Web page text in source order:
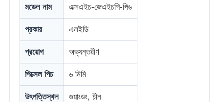
পণ্য
আমাদের সম্পর্কে
মডেল নাম এক্সএইচ-জেএইচপি-পি৬
প্রকার এলইডি
প্রয়োগ অভ্যন্তরীণ
পিক্সেল পিচ ৬ মিমি
উৎপত্তিস্থল গুয়াংডং, চীন